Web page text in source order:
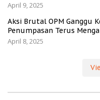
April 9, 2025
Aksi Brutal OPM Ganggu
Penumpasan Terus
April 8, 2025